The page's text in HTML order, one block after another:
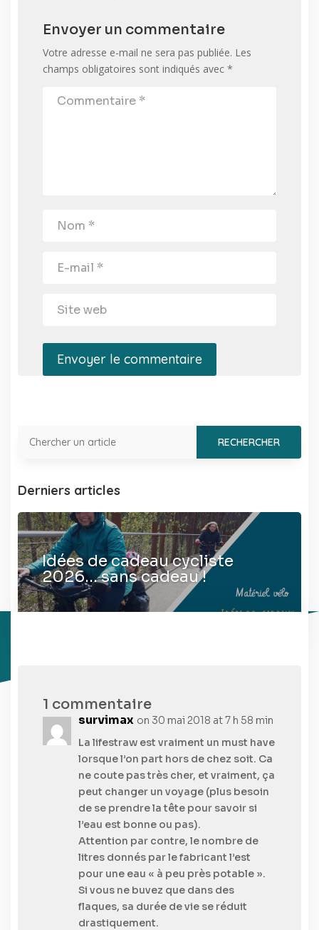
Envoyer un commentaire
Votre adresse e-mail ne sera pas publiée. Les
champs obligatoires sont indiqués avec *
Envoyer le commentaire
Derniers articles
Idées de cadeau cycliste
2026… sans cadeau !
1 commentaire
survimax on 30 mai 2018 at 7 h 58 min
La lifestraw est vraiment un must have
lorsque l’on part hors de chez soit. Ca
ne coute pas très cher, et vraiment, ça
peut changer un voyage (plus besoin
de se prendre la tête pour savoir si
l’eau est bonne ou pas).
Attention par contre, le nombre de
litres donnés par le fabricant l’est
pour une eau « à peu près potable ».
Si vous ne buvez que dans des
flaques, sa durée de vie se réduit
drastiquement.